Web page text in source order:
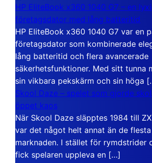
HP EliteBook x360 1040 G7 – en
företagsdator med lång batteritid
HP EliteBook x360 1040 G7 var en
företagsdator som kombinerade
lång batteritid och flera avancerade
säkerhetsfunktioner. Med sitt tunna
sin vikbara pekskärm och sin höga
Skool Daze – spelet som gjorde
öppet kaos
När Skool Daze släpptes 1984 till
var det något helt annat än de
marknaden. I stället för rymdstrider
fick spelaren uppleva en […]